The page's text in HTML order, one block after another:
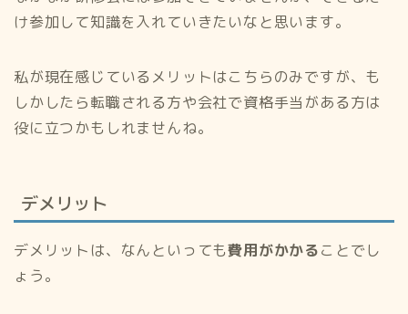
け参加して知識を入れていきたいなと思います。
私が現在感じているメリットはこちらのみですが、も
しかしたら転職される方や会社で資格手当がある方は
役に立つかもしれませんね。
デメリット
デメリットは、なんといっても費用がかかることでし
ょう。